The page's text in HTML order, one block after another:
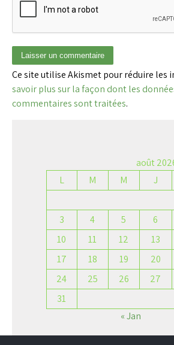
Ce site utilise Akismet pour réduire les
savoir plus sur la façon dont les
commentaires sont traitées.
août
L
M M J
3
4 5 6
10
11 12 13
17
18 19 20
24
25 26 27
31
« Jan